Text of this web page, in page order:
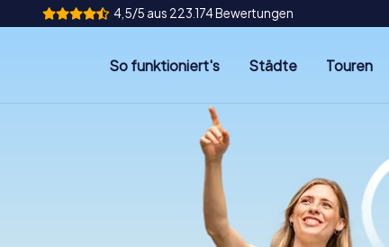
4,5/5 aus 223.174 Bewertungen
So funktioniert's Städte Touren